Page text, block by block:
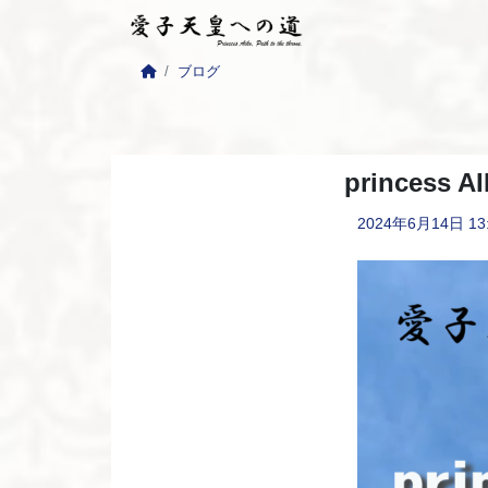
ブログ
princess
2024年6月14日